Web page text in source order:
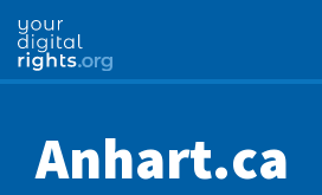
Anhart.ca